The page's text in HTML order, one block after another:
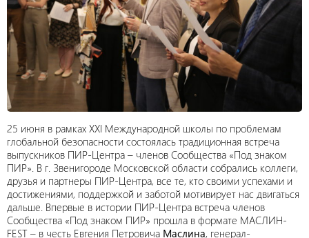
25 июня в рамках XXI Международной школы по проблемам
глобальной безопасности состоялась традиционная встреча
выпускников ПИР-Центра – членов Сообщества «Под знаком
ПИР». В г. Звенигороде Московской области собрались коллеги,
друзья и партнеры ПИР-Центра, все те, кто своими успехами и
достижениями, поддержкой и заботой мотивирует нас двигаться
дальше. Впервые в истории ПИР-Центра встреча членов
Сообщества «Под знаком ПИР» прошла в формате МАСЛИН-
FEST – в честь Евгения Петровича Маслина, генерал-